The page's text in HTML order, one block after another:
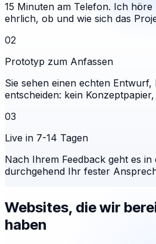
15 Minuten am Telefon. Ich höre
ehrlich, ob und wie sich das
02
Prototyp zum Anfassen
Sie sehen einen echten Entwurf,
entscheiden: kein
03
Live in 7-14 Tagen
Nach Ihrem Feedback geht es
durchgehend Ihr fester
Websites, die wir
haben